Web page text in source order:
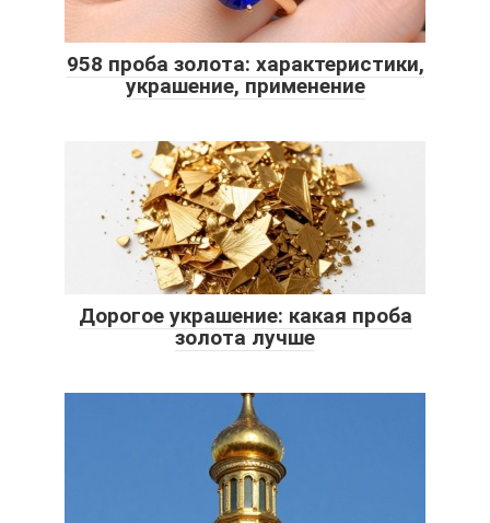
958 проба золота: характеристики,
украшение, применение
Дорогое украшение: какая проба
золота лучше